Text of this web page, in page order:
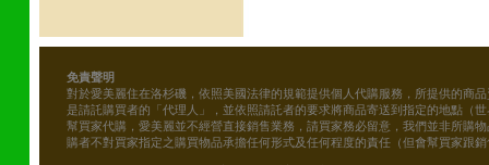
免責聲明
對於愛美麗住在洛杉磯，依照美國法律的規範提供個人代購服務，所提供的商
是請託購買者的「代理人」，並依照請託者的要求將商品寄送到指定的地點（
幫買家代購，愛美麗並不經營直接銷售業務，請買家務必留意，我們並非所購
購者不對買家指定之購買物品承擔任何形式及任何程度的責任（但會幫買家跟